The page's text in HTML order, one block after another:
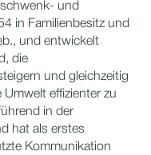
und
in Familienbesitz und
und entwickelt
die
und gleichzeitig
effizienter zu
in der
hat als erstes
Kommunikation